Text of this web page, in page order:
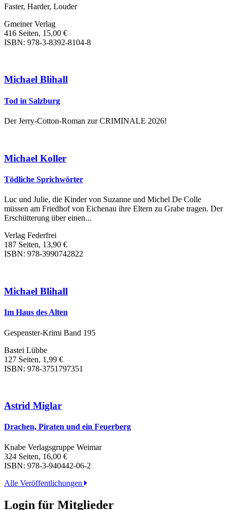
Faster, Harder, Louder
Gmeiner Verlag
416 Seiten, 15,00 €
ISBN: 978-3-8392-8104-8
Michael Blihall
Tod in Salzburg
Der Jerry-Cotton-Roman zur CRIMINALE 2026!
Michael Koller
Tödliche Sprichwörter
Luc und Julie, die Kinder von Suzanne und Michel De Colle
müssen am Friedhof von Eichenau ihre Eltern zu Grabe tragen. Der
Erschütterung über einen...
Verlag Federfrei
187 Seiten, 13,90 €
ISBN: 978-3990742822
Michael Blihall
Im Haus des Alten
Gespenster-Krimi Band 195
Bastei Lübbe
127 Seiten, 1,99 €
ISBN: 978-3751797351
Astrid Miglar
Drachen, Piraten und ein Feuerberg
Knabe Verlagsgruppe Weimar
324 Seiten, 16,00 €
ISBN: 978-3-940442-06-2
Alle Veröffentlichungen
Login für Mitglieder